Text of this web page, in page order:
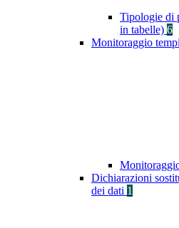
Tipologie di
in tabelle) 6
Monitoraggio
Dichiarazioni
dei dati 1